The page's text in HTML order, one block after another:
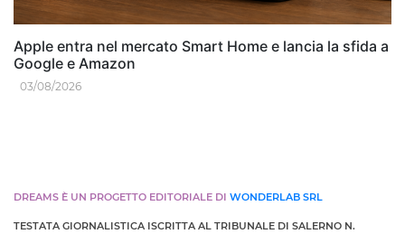
Apple entra nel mercato Smart Home e lancia la sfida a
Google e Amazon
03/08/2026
DREAMS È UN PROGETTO EDITORIALE DI WONDERLAB SRL
TESTATA GIORNALISTICA ISCRITTA AL TRIBUNALE DI SALERNO N.